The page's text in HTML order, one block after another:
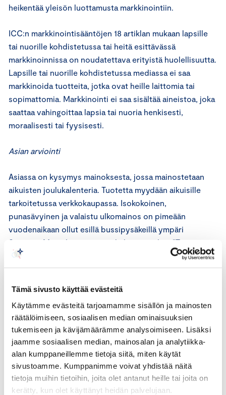
Tämä sivusto käyttää evästeitä
Käytämme evästeitä tarjoamamme sisällön ja mainosten
räätälöimiseen, sosiaalisen median ominaisuuksien
tukemiseen ja kävijämäärämme analysoimiseen. Lisäksi
jaamme sosiaalisen median, mainosalan ja analytiikka-
alan kumppaneillemme tietoja siitä, miten käytät
sivustoamme. Kumppanimme voivat yhdistää näitä
tietoja muihin tietoihin, joita olet antanut heille tai joita on
kerätty, kun olet käyttänyt heidän palvelujaan.
heikentää yleisön luottamusta markkinointiin.
ICC:n markkinointisääntöjen 18 artiklan mukaan lapsille
tai nuorille kohdistetussa tai heitä esittävässä
markkinoinnissa on noudatettava erityistä huolellisuutta.
Lapsille tai nuorille kohdistetussa mediassa ei saa
markkinoida tuotteita, jotka ovat heille laittomia tai
sopimattomia. Markkinointi ei saa sisältää aineistoa, joka
saattaa vahingoittaa lapsia tai nuoria henkisesti,
moraalisesti tai fyysisesti.
Asian arviointi
Asiassa on kysymys mainoksesta, jossa mainostetaan
aikuisten joulukalenteria. Tuotetta myydään aikuisille
tarkoitetussa verkkokaupassa. Isokokoinen,
punasävyinen ja valaistu ulkomainos on pimeään
vuodenaikaan ollut esillä bussipysäkeillä ympäri
Suomen. Mainoksessa on isokokoinen teksti ”Tee
joulukuusta 24 kertaa nautinnollisempi. Sinfulin aikuisten
joulukalenterilla.” Mainoksessa alaosassa ovat
koodi.
Lausunnonpyytäjän käsityksen mukaan mainos on
lapsille ja nuorille sopimaton. Markkinoijan mukaan
joulukalenteri ei ole vain lapsille tarkoitettu tuote.
Mainoksessa käytetty sanaa "nautinnollisempi", jotta se
herättäisi nimenomaan aikuisten kiinnostuksen.
Mainoksissa ei seksileluja näy.